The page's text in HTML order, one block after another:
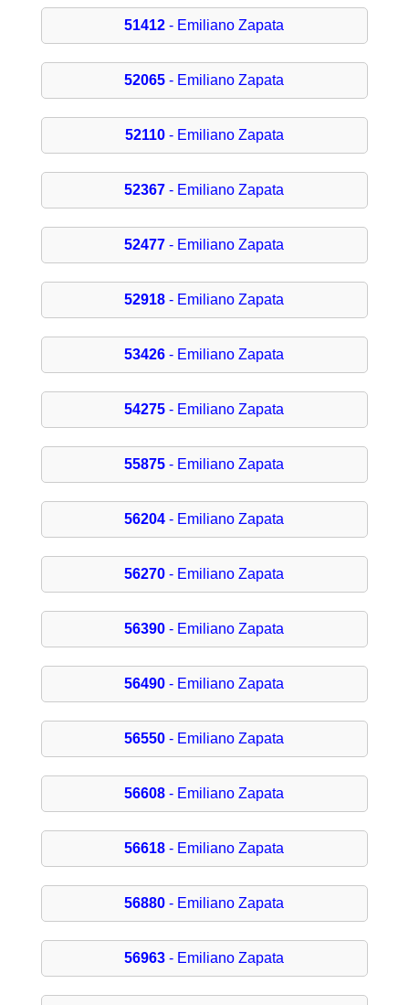
51412 - Emiliano Zapata
52065 - Emiliano Zapata
52110- Emiliano Zapata
52367 - Emiliano Zapata
52477 - Emiliano Zapata
52918 - Emiliano Zapata
53426 - Emiliano Zapata
54275 - Emiliano Zapata
55875 - Emiliano Zapata
56204 - Emiliano Zapata
56270 - Emiliano Zapata
56390 - Emiliano Zapata
56490 - Emiliano Zapata
56550 - Emiliano Zapata
56608 - Emiliano Zapata
56618 - Emiliano Zapata
56880 - Emiliano Zapata
56963 - Emiliano Zapata